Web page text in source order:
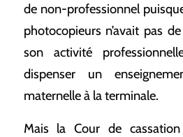
de non-professionnel
photocopieurs n’avait pas
son activité
dispenser un
maternelle à la terminale.
Mais la Cour de